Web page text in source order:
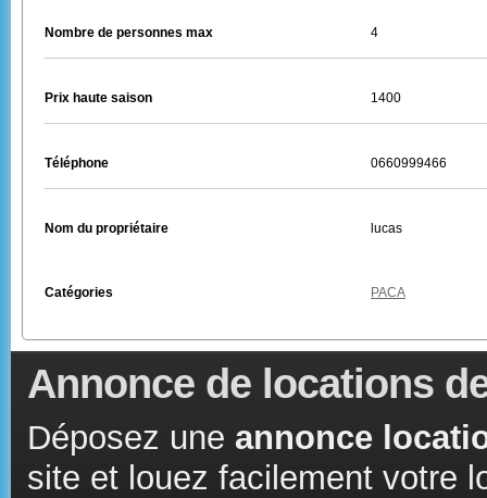
Nombre de personnes max 4
Prix haute saison 1400
Téléphone 0660999466
Nom du propriétaire lucas
Catégories PACA
Annonce de locations
Déposez une annonce
site et louez facilement votre